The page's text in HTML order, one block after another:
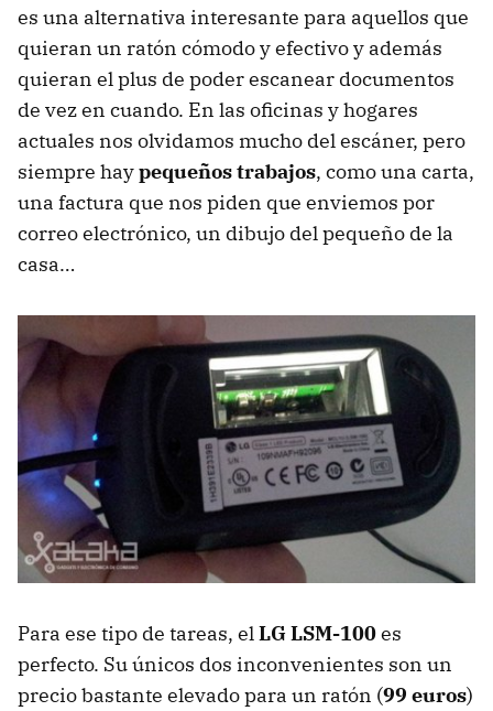
es una alternativa interesante para aquellos que
quieran un ratón cómodo y efectivo y además
quieran el plus de poder escanear documentos
de vez en cuando. En las oficinas y hogares
actuales nos olvidamos mucho del escáner, pero
siempre haypequeños trabajos, como una carta,
una factura que nos piden que enviemos por
correo electrónico, un dibujo del pequeño de la
casa…
Para ese tipo de tareas, elLG LSM-100es
perfecto. Su únicos dos inconvenientes son un
precio bastante elevado para un ratón (99 euros)